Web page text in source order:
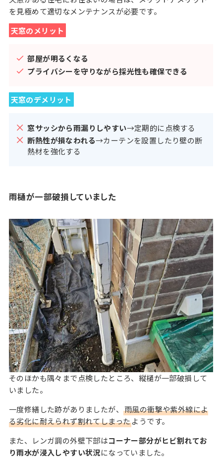
を見極めて適切なメンテナンスが必要です。
天窓のメリット
部屋が明るくなる
プライバシーを守りながら採光性も確保できる
天窓のデメリット
窓サッシから雨漏りしやすい→定期的に点検する
断熱性が損なわれる→カーテンを設置したり壁の断
熱材を強化する
雨樋が一部破損していました
そのほかも隅々まで点検したところ、縦樋が一部破損して
いました。
一度修繕した跡がありましたが、 雨風の衝撃や紫外線によ
る劣化に耐えられず割れてしまったようです。
また、レンガ調の外壁下部はコーナー部分がヒビ割れてお
り雨水が浸入しやすい状況になっていました。